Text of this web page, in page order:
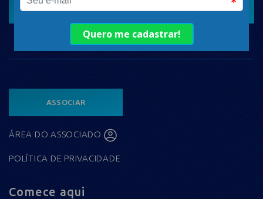
CADASTRAR
ASSOCIAR
ÁREA DO ASSOCIADO
POLÍTICA DE PRIVACIDADE
Comece aqui